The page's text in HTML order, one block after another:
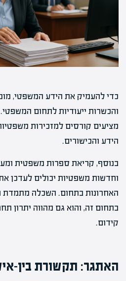
כדי להעמיק את הידע המשפטי,
והכשרות ייעודיות לתחום
מציעים קורסים למזכירות
הידע והכישורים.
בנוסף, קריאת ספרות משפטית
וחדשות משפטיות יכולים לעדכן
האחרונות בתחום. השכלה
בתחום זה, והוא גם מהווה יתרון
קידום.
האתגר: תקשורת בין-